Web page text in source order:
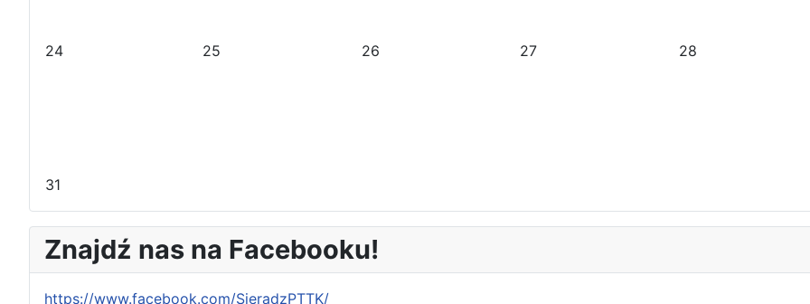
24 25 26 27 28
31
Znajdź nas na Facebooku!
https://www.facebook.com/SieradzPTTK/